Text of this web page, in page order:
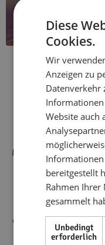
Seit 2018 steht
Wohnlösungen
Wohnungen an
Monteurwohnungen,
jeden Bedarf –
bezugsfertig. Dank
eng mit
Wohnkonzepte zu
Wohnen auf Zeit,
Diese
Cookies.
Wir
Anzeigen zu
Datenverkehr
Website auch
bereitgestellt
Rahmen Ihrer
gesammelt
Unbedingt
erforderlich